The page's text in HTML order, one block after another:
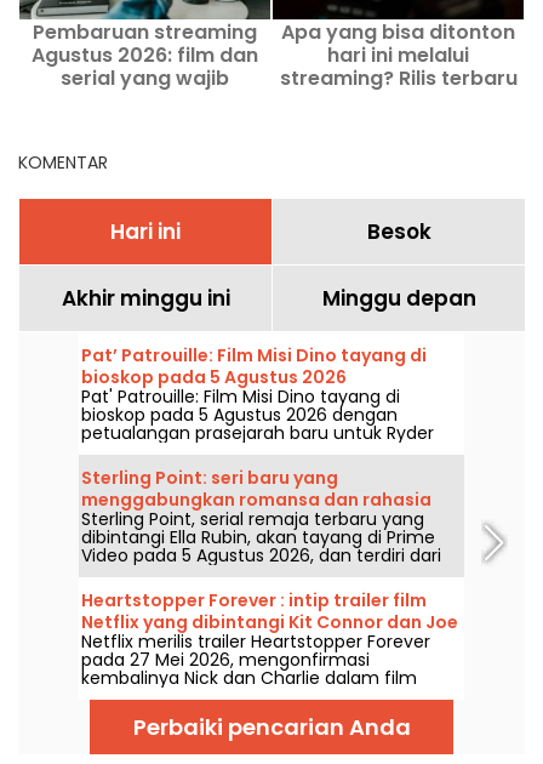
Pembaruan streaming
Agustus 2026: film dan
serial yang wajib
Apa yang bisa ditonton
hari ini melalui
streaming? Rilis terbaru
KOMENTAR
Hari ini Besok
Akhir minggu ini Minggu depan
Pat’ Patrouille: Film Misi Dino tayang di
bioskop pada 5 Agustus 2026
Pat' Patrouille: Film Misi Dino tayang di
bioskop pada 5 Agustus 2026 dengan
petualangan prasejarah baru untuk Ryder
dan timnya.
Sterling Point: seri baru yang
menggabungkan romansa dan rahasia
keluarga hadir di Prime Video
Sterling Point, serial remaja terbaru yang
dibintangi Ella Rubin, akan tayang di Prime
Video pada 5 Agustus 2026, dan terdiri dari
delapan episode.
Heartstopper Forever : intip trailer film
Netflix yang dibintangi Kit Connor dan Joe
Locke
Netflix merilis trailer Heartstopper Forever
pada 27 Mei 2026, mengonfirmasi
kembalinya Nick dan Charlie dalam film
penutup yang akan hadir di platform ini
pada 17 Juli 2026. Ditulis oleh Alice Oseman
dan disutradarai Wash Westmoreland, film
panjang ini secara resmi menutup kisah seri
Perbaiki pencarian Anda